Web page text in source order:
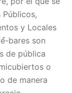
y Locales
bares son
de pública
o
de manera